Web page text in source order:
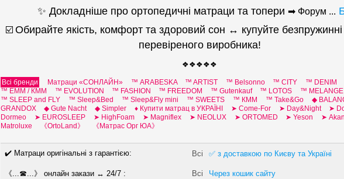
✨ Докладніше про ортопедичні матраци та топери ➡ Форум ...
☑️ Обирайте якість, комфорт та здоровий сон ↔ купуйте
перевіреного виробника!
❖❖❖❖❖
Всі бренди Матраци «СОНЛАЙН» ™ ARABESKA ™ ARTIST ™ Belsonno ™ CITY ™ DENIM
™ EMM / КММ
™ EVOLUTION ™ FASHION ™ FREEDOM ™ Gutenkauf ™ LOTOS ™ MELANGE
™ SLEEP and FLY
™ Sleep&Bed ™ Sleep&Fly mini ™ SWEETS ™ КММ ™ Таke&Go ◆
GRANDOX
◆ Gute Nacht ◆ Simpler ♦ Купити матрац в УКРАЇНІ ➤ Come-For ➤ Day&Night ➤
Dormeo
➤ EUROSLEEP ➤ HighFoam ➤ Magniflex ➤ NEOLUX ➤ ORTOMED ➤ Yeson ➤
Мatroluxe
《OrtoLand》 《Матрас Орг ЮА》
✔️ Матраци оригінальні з гарантією: Всі ✅ з доставкою по Києву та Україні
《...☎...》 онлайн закази ↔ 24/7 : Всі Через кошик сайту